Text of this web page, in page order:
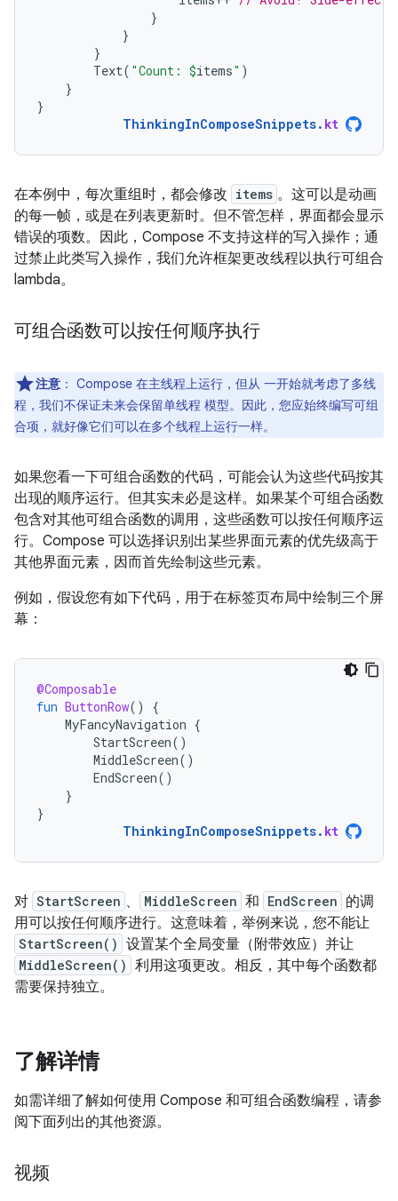
}
}
}
Text( "Count: $items" )
}
}
ThinkingInComposeSnippets. kt
在本例中，每次重组时，都会修改 items 。这可以是动画
的每一帧，或是在列表更新时。但不管怎样，界面都会显示
错误的项数。因此，Compose 不支持这样的写入操作；通
过禁止此类写入操作，我们允许框架更改线程以执行可组合
lambda。
可组合函数可以按任何顺序执行
注意 ： Compose 在主线程上运行，但从 一开始就考虑了多线
程，我们不保证未来会保留单线程 模型。因此，您应始终编写可组
合项，就好像它们可以在多个线程上运行一样。
如果您看一下可组合函数的代码，可能会认为这些代码按其
出现的顺序运行。但其实未必是这样。如果某个可组合函数
包含对其他可组合函数的调用，这些函数可以按任何顺序运
行。Compose 可以选择识别出某些界面元素的优先级高于
其他界面元素，因而首先绘制这些元素。
例如，假设您有如下代码，用于在标签页布局中绘制三个屏
幕：
@Composable
fun ButtonRow()
{
MyFancyNavigation {
StartScreen()
MiddleScreen()
EndScreen()
}
}
ThinkingInComposeSnippets. kt
对 StartScreen 、 MiddleScreen 和 EndScreen 的调
用可以按任何顺序进行。这意味着，举例来说，您不能让
StartScreen() 设置某个全局变量（附带效应）并让
MiddleScreen() 利用这项更改。相反，其中每个函数都
需要保持独立。
了解详情
如需详细了解如何使用 Compose 和可组合函数编程，请参
阅下面列出的其他资源。
视频